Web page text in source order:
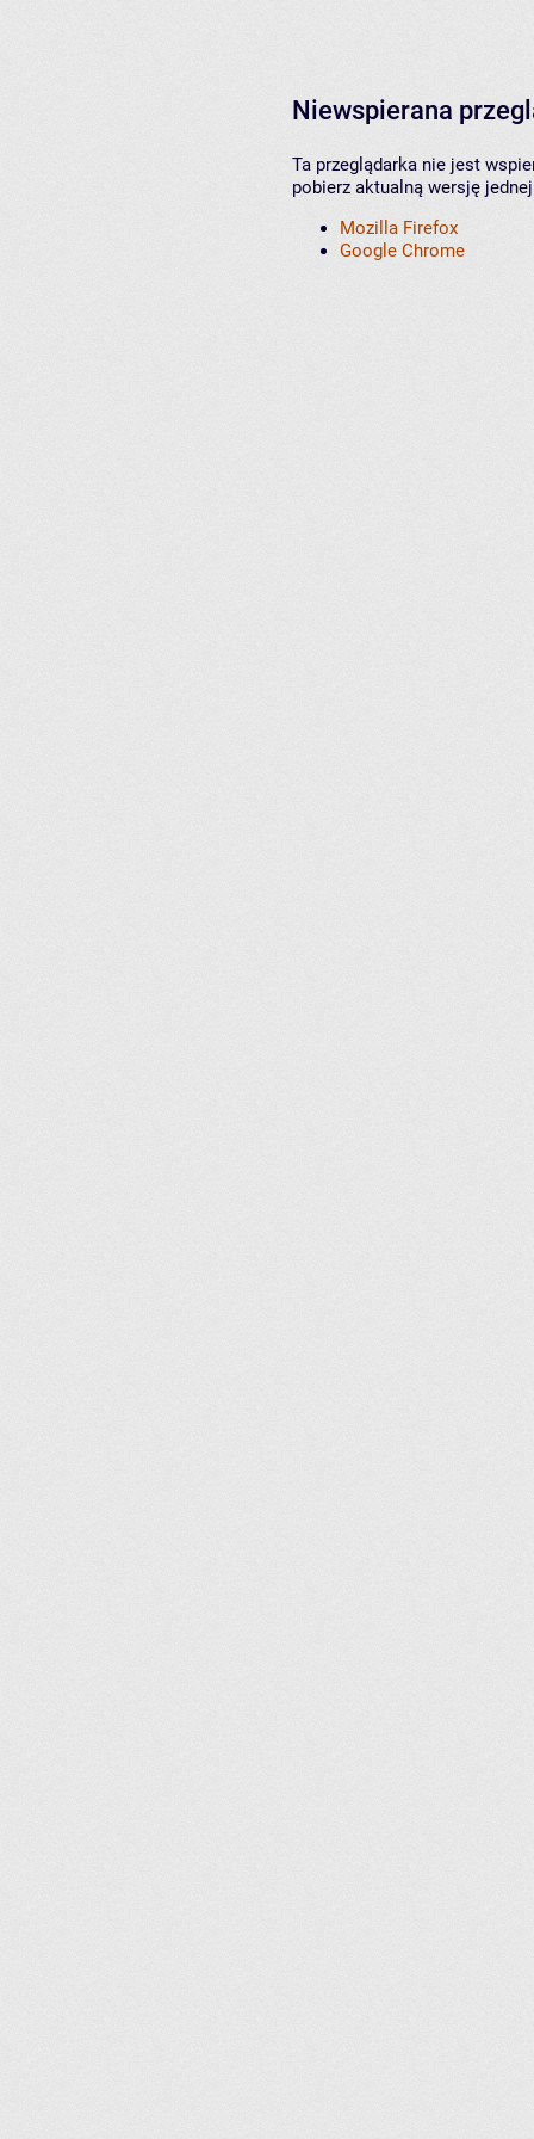
Niewspierana
Ta przeglądarka nie jest
pobierz aktualną wersję
Mozilla Firefox
Google Chrome